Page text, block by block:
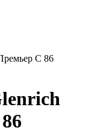
С 86